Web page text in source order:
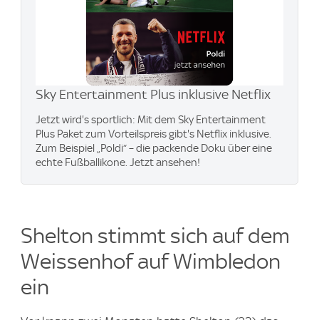
Sky Entertainment Plus inklusive Netflix
Jetzt wird's sportlich: Mit dem Sky Entertainment
Plus Paket zum Vorteilspreis gibt's Netflix inklusive.
Zum Beispiel „Poldi“ – die packende Doku über eine
echte Fußballikone. Jetzt ansehen!
Shelton stimmt sich auf dem
Weissenhof auf Wimbledon
ein